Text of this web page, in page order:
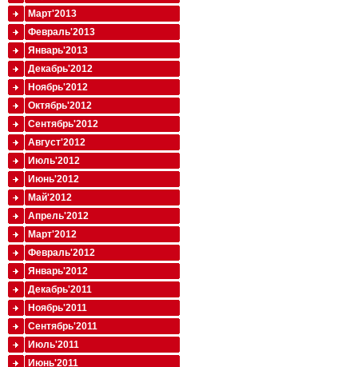
Март'2013
Февраль'2013
Январь'2013
Декабрь'2012
Ноябрь'2012
Октябрь'2012
Сентябрь'2012
Август'2012
Июль'2012
Июнь'2012
Май'2012
Апрель'2012
Март'2012
Февраль'2012
Январь'2012
Декабрь'2011
Ноябрь'2011
Сентябрь'2011
Июль'2011
Июнь'2011